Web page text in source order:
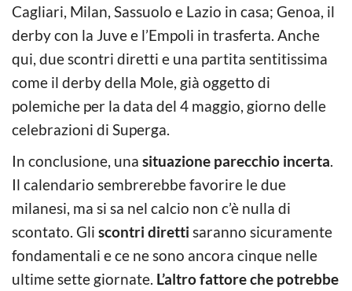
Cagliari, Milan, Sassuolo e Lazio in casa; Genoa, il
derby con la Juve e l’Empoli in trasferta. Anche
qui, due scontri diretti e una partita sentitissima
come il derby della Mole, già oggetto di
polemiche per la data del 4 maggio, giorno delle
celebrazioni di Superga.
In conclusione, una situazione parecchio incerta
Il calendario sembrerebbe favorire le due
milanesi, ma si sa nel calcio non c’è nulla di
scontato. Gli scontri diretti saranno sicuramente
fondamentali e ce ne sono ancora cinque nelle
ultime sette giornate. L’altro fattore che potrebbe